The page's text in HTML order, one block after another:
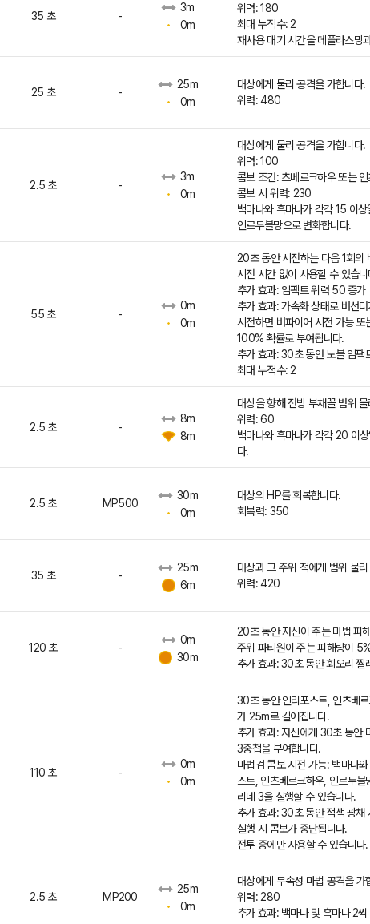
35 초 -
3m
0m
위력: 180
최대 누적수: 2
재사용 대기 시간을 데플라스망
25 초 -
25m
0m
대상에게 물리 공격을 가합니다.
위력: 480
2.5 초 -
3m
0m
대상에게 물리 공격을 가합니다.
위력: 100
콤보 조건: 츠베르크하우 또는
콤보 시 위력: 230
백마나와 흑마나가 각각 15 이상
인르두블망으로 변화합니다.
55 초 -
0m
0m
20초 동안 시전하는 다음 1회의
시전 시간 없이 사용할 수 있습
추가 효과: 임팩트 위력 50 증가
추가 효과: 가속화 상태로 버선
시전하면 버파이어 시전 가능 또
100% 확률로 부여됩니다.
추가 효과: 30초 동안 노블 임팩
최대 누적수: 2
2.5 초 -
8m
8m
대상을 향해 전방 부채꼴 범위
위력: 60
백마나와 흑마나가 각각 20 이
다.
2.5 초 MP500
30m
0m
대상의 HP를 회복합니다.
회복력: 350
35 초 -
25m
6m
대상과 그 주위 적에게 범위 물
위력: 420
120 초 -
0m
30m
20초 동안 자신이 주는 마법 피
주위 파티원이 주는 피해량이
추가 효과: 30초 동안 회오리 찔
110 초 -
0m
0m
30초 동안 인리포스트, 인츠베
가 25m로 길어집니다.
추가 효과: 자신에게 30초 동안
3중첩을 부여합니다.
마법검 콤보 시전 가능: 백마나
스트, 인츠베르크하우, 인르두
리네 3을 실행할 수 있습니다.
추가 효과: 30초 동안 적색 광채
실행 시 콤보가 중단됩니다.
전투 중에만 사용할 수 있습니다.
2.5 초 MP200
25m
0m
대상에게 무속성 마법 공격을 가
위력: 280
추가 효과: 백마나 및 흑마나 2씩